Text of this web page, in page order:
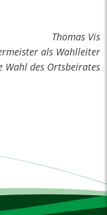
Thomas Vis
als Wahlleiter
Wahl des Ortsbeirates